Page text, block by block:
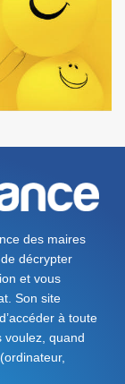
des maires
décrypter
et vous
Son site
à toute
voulez, quand